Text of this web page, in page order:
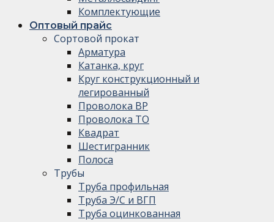
Комплектующие
Оптовый прайс
Сортовой прокат
Арматура
Катанка, круг
Круг конструкционный и
легированный
Проволока ВР
Проволока ТО
Квадрат
Шестигранник
Полоса
Трубы
Труба профильная
Труба Э/С и ВГП
Труба оцинкованная